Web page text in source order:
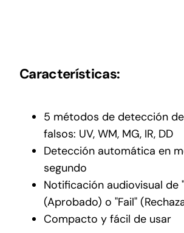
Características:
5 métodos de detección
falsos: UV, WM, MG, IR, DD
Detección automática en
segundo
Notificación audiovisual de
(Aprobado) o "Fail"
Compacto y fácil de usar